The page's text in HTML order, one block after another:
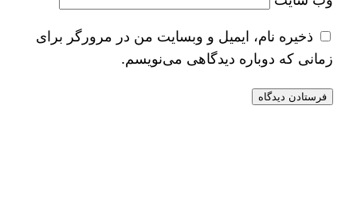
ذخیره نام، ایمیل و وبسایت من در مرورگر برای
زمانی که دوباره دیدگاهی می‌نویسم.